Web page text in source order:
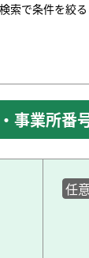
索で条件を絞
事業所番
任意